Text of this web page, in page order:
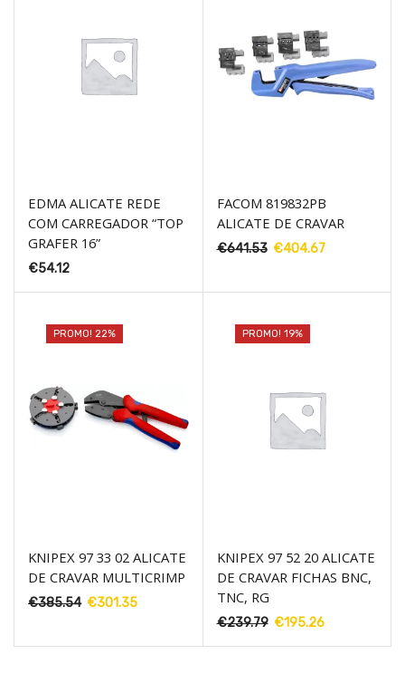
EDMA ALICATE REDE
COM CARREGADOR “TOP
GRAFER 16”
€54.12
FACOM 819832PB
ALICATE DE CRAVAR
€641.53 O
€641.53.
€404.67O
PROMO! 22%
KNIPEX 97 33 02 ALICATE
DE CRAVAR MULTICRIMP
€385.54 O
€301.35
PROMO! 19%
KNIPEX 97 52 20 ALICATE
DE CRAVAR FICHAS BNC,
TNC, RG
€239.79 O
€195.26O